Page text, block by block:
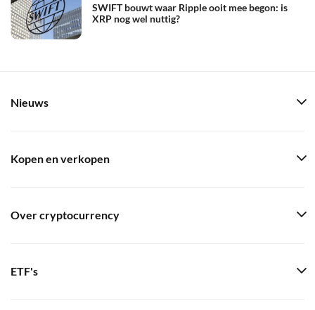
SWIFT bouwt waar Ripple ooit mee begon: is
XRP nog wel nuttig?
Nieuws
Kopen en verkopen
Over cryptocurrency
ETF's